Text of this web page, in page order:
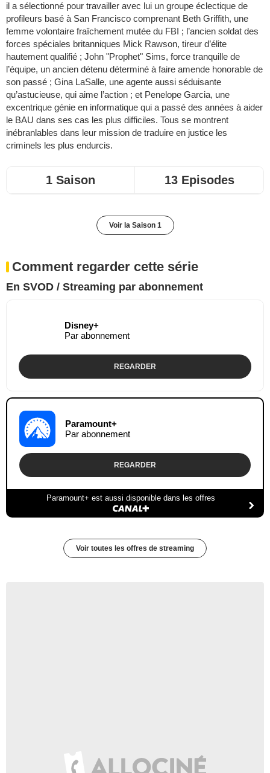
il a sélectionné pour travailler avec lui un groupe éclectique de
profileurs basé à San Francisco comprenant Beth Griffith, une
femme volontaire fraîchement mutée du FBI ; l’ancien soldat des
forces spéciales britanniques Mick Rawson, tireur d’élite
hautement qualifié ; John "Prophet" Sims, force tranquille de
l’équipe, un ancien détenu déterminé à faire amende honorable de
son passé ; Gina LaSalle, une agente aussi séduisante
qu’astucieuse, qui aime l’action ; et Penelope Garcia, une
excentrique génie en informatique qui a passé des années à aider
le BAU dans ses cas les plus difficiles. Tous se montrent
inébranlables dans leur mission de traduire en justice les
criminels les plus endurcis.
1 Saison 13 Episodes
Voir la Saison 1
Comment regarder cette série
En SVOD / Streaming par abonnement
Disney+
Par abonnement
REGARDER
Paramount+
Par abonnement
REGARDER
Paramount+ est aussi disponible dans les offres
Voir toutes les offres de streaming